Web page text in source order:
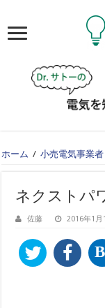
ホーム / 小売電気事業者
ネクストパ
佐藤 2016年1月